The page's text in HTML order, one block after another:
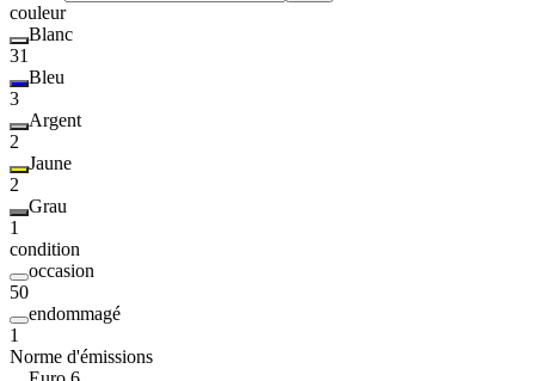
couleur
Blanc
31
Bleu
3
Argent
2
Jaune
2
Grau
1
condition
occasion
50
endommagé
1
Norme d'émissions